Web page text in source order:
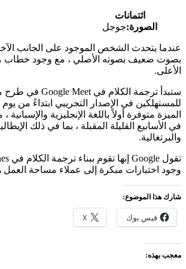
ائتمانات
الصورة:جوجل
عندما يتحدث الشخص الموجود على الجانب
بصوت ضعيف بصوته الأصلي ، مع وجود خطاب
الأعلى.
للمستهلكين في الإصدار التجريبي ابتداءً من يوم
الميزة متوفرة أولاً باللغة الإنجليزية والإسبانية
في الأسابيع القليلة المقبلة ، بما في ذلك الإيطالية
والبرتغالية.
وجود اختبارات مبكرة إلى عملاء مساحة العمل
شارك هذا الموضوع:
فيس بوك X
معجب بهذه: